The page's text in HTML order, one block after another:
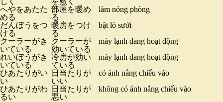
へやをあたた
める
部屋を暖め
る
làm nóng phòng
だんぼうをつ
ける
暖房をつけ
る
bật lò sưởi
クーラーがき
いている
クーラーが
効いている
máy lạnh đang hoạt động
れいぼうがき
いている
冷房が効い
ている
máy lạnh đang hoạt động
ひあたりがい
い
日当たりが
いい
có ánh nắng chiếu vào
ひあたりがわ
るい
日当たりが
悪い
không có ánh nắng chiếu vào